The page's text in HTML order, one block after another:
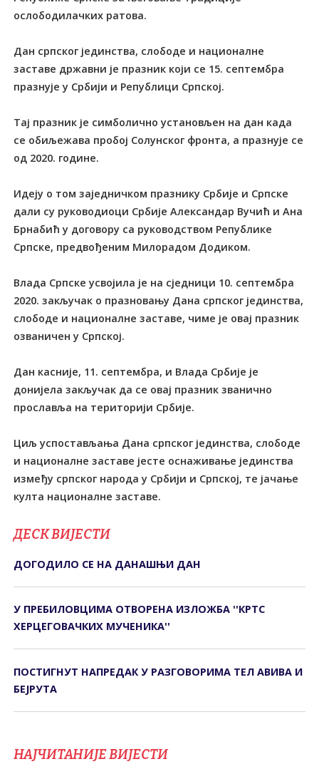
ослободилачких ратова.
Дан српског јединства, слободе и националне
заставе државни је празник који се 15. септембра
празнује у Србији и Републици Српској.
Тај празник је симболично установљен на дан када
се обиљежава пробој Солунског фронта, а празнује се
од 2020. године.
Идеју о том заједничком празнику Србије и Српске
дали су руководиоци Србије Александар Вучић и Ана
Брнабић у договору са руководством Републике
Српске, предвођеним Милорадом Додиком.
Влада Српске усвојила је на сједници 10. септембра
2020. закључак о празновању Дана српског јединства,
слободе и националне заставе, чиме је овај празник
озваничен у Српској.
Дан касније, 11. септембра, и Влада Србије је
донијела закључак да се овај празник званично
прославља на територији Србије.
Циљ успостављања Дана српског јединства, слободе
и националне заставе јесте оснаживање јединства
између српског народа у Србији и Српској, те јачање
култа националне заставе.
ДЕСК ВИЈЕСТИ
ДОГОДИЛО СЕ НА ДАНАШЊИ ДАН
У ПРЕБИЛОВЦИМА ОTВОРЕНА ИЗЛОЖБА ''КРTС
ХЕРЦЕГОВАЧКИХ МУЧЕНИКА''
ПОСТИГНУТ НАПРЕДАК У РАЗГОВОРИМА ТЕЛ АВИВА И
БЕЈРУТА
НАЈЧИТАНИЈЕ ВИЈЕСТИ